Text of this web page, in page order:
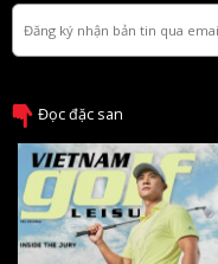
Đọc đặc san